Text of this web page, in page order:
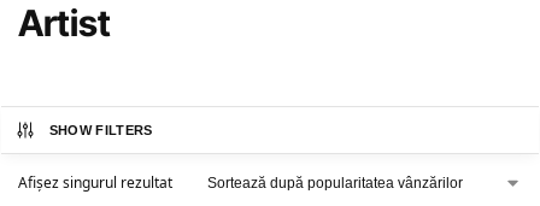
Artist
SHOW FILTERS
Afișez singurul rezultat